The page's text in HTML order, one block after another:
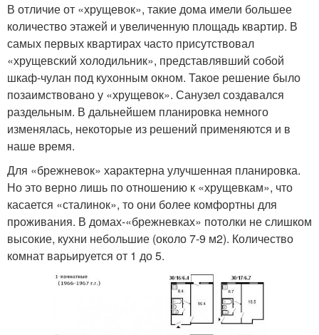
В отличие от «хрущевок», такие дома имели большее
количество этажей и увеличенную площадь квартир. В
самых первых квартирах часто присутствовал
«хрущевский холодильник», представлявший собой
шкаф-чулан под кухонным окном. Такое решение было
позаимствовано у «хрущевок». Санузел создавался
раздельным. В дальнейшем планировка немного
изменялась, некоторые из решений применяются и в
наше время.
Для «брежневок» характерна улучшенная планировка.
Но это верно лишь по отношению к «хрущевкам», что
касается «сталинок», то они более комфортны для
проживания. В домах-«брежневках» потолки не слишком
высокие, кухни небольшие (около 7-9 м2). Количество
комнат варьируется от 1 до 5.